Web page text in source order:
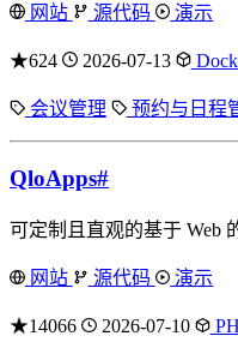
网站 源代码 演示
★624 2026-07-13
会议管理 预约与日程
QloApps#
可定制且直观的基于 Web
网站 源代码 演示
★14066 2026-07-10